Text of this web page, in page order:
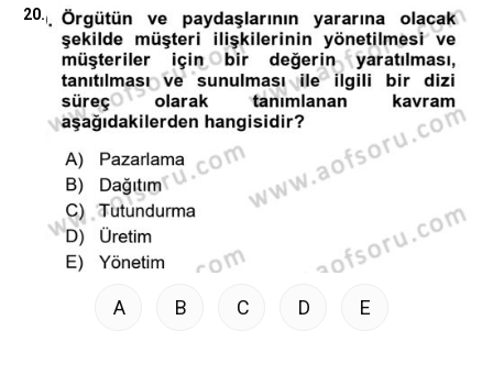
20.
A B C D E